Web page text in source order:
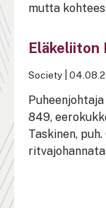
mutta
Eläkeliiton
Society
849,
Taskinen,